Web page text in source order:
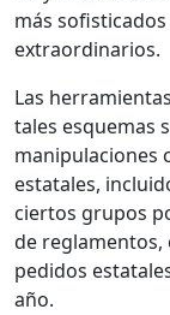
más
extraordinarios.
Las
tales esquemas
manipulaciones
estatales,
ciertos grupos
de reglamentos,
pedidos
año.